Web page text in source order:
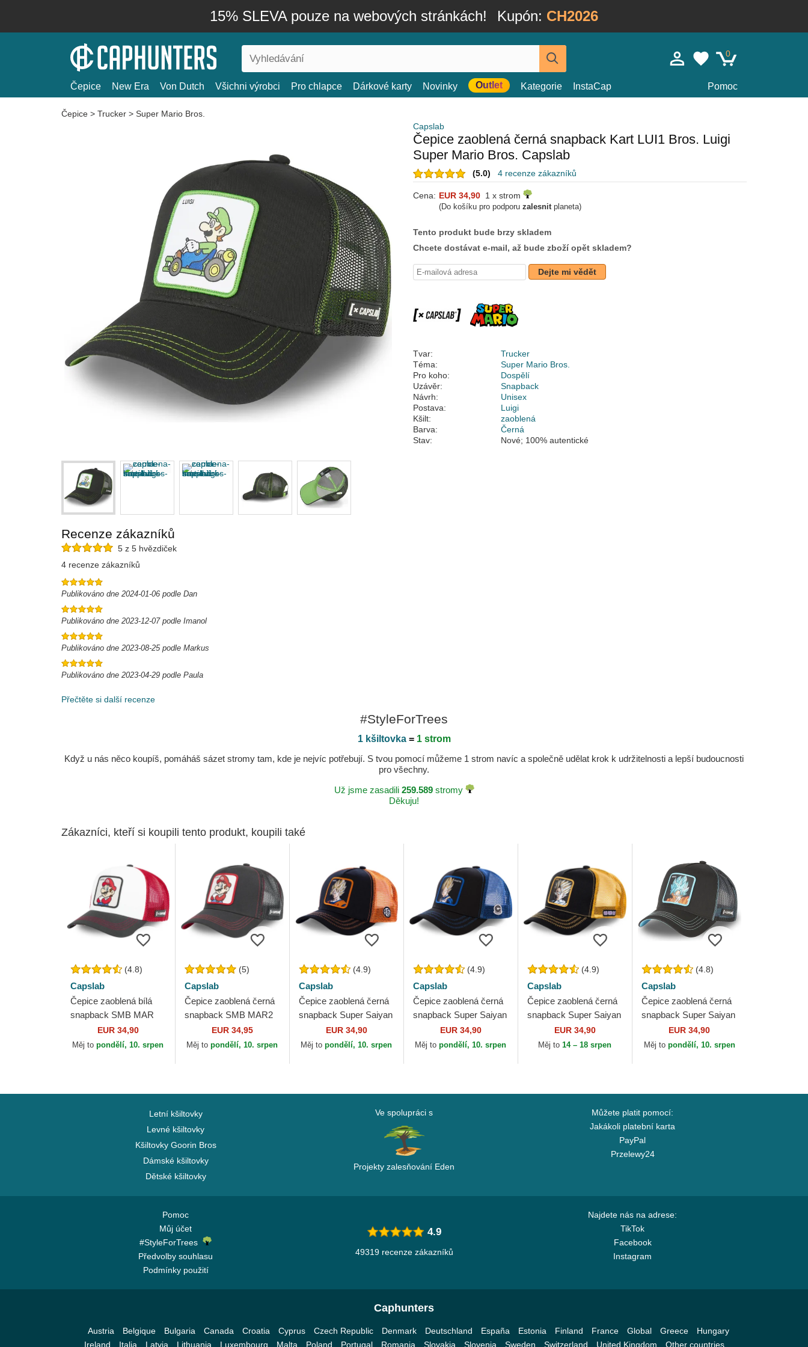
15% SLEVA pouze na webových stránkách! Kupón: CH2026
0
Čepice New Era Von Dutch Všichni výrobci Pro chlapce Dárkové karty Novinky Outlet Kategorie InstaCap Pomoc
Čepice > Trucker > Super Mario Bros.
Capslab
Čepice zaoblená černá snapback Kart LUI1 Bros. Luigi
Super Mario Bros. Capslab
(5.0) 4 recenze zákazníků
Cena: EUR 34,90 1 x strom
(Do košíku pro podporu zalesnitplaneta)
Tento produkt bude brzy skladem
Chcete dostávat e-mail, až bude zboží opět skladem?
Dejte mi vědět
Tvar:
Trucker
Téma:
Super Mario Bros.
Pro koho:
Dospělí
Uzávěr:
Snapback
Návrh:
Unisex
Postava:
Luigi
Kšilt:
zaoblená
Barva:
Černá
Stav:
Nové; 100% autentické
Recenze zákazníků
5 z 5 hvězdiček
4 recenze zákazníků
Publikováno dne 2024-01-06 podle Dan
Publikováno dne 2023-12-07 podle Imanol
Publikováno dne 2023-08-25 podle Markus
Publikováno dne 2023-04-29 podle Paula
Přečtěte si další recenze
#StyleForTrees
1 kšiltovka= 1 strom
Když u nás něco koupíš, pomáháš sázet stromy tam, kde je nejvíc potřebují. S tvou pomocí můžeme 1 strom navíc a společně udělat krok k udržitelnosti a lepší budoucnosti
pro všechny.
Už jsme zasadili 259.589stromy
Děkuju!
Zákazníci, kteří si koupili tento produkt, koupili také
(4.8)
Capslab
Čepice zaoblená bílá
snapback SMB MAR
Bros. Mario Super
Mario Bros. Capslab
EUR 34,90
Měj topondělí, 10. srpen
(5)
Capslab
Čepice zaoblená černá
snapback SMB MAR2
Bros. Mario Super
Mario Bros. Capslab
EUR 34,95
Měj topondělí, 10. srpen
(4.9)
Capslab
Čepice zaoblená černá
snapback Super Saiyan
GO3 Son Goku Dragon
Ball Capslab
EUR 34,90
Měj topondělí, 10. srpen
(4.9)
Capslab
Čepice zaoblená černá
snapback Super Saiyan
VE3 Vegeta Dragon Ball
Capslab
EUR 34,90
Měj topondělí, 10. srpen
(4.9)
Capslab
Čepice zaoblená černá
snapback Super Saiyan
2 DBZSUP Son Gohan
Dragon Ball Capslab
EUR 34,90
Měj to14 – 18 srpen
(4.8)
Capslab
Čepice zaoblená černá
snapback Super Saiyan
Blue CAS GOK1 Son
Goku Dragon Ball
EUR 34,90
Měj to pondělí, 10. srpen
Letní kšiltovky
Levné kšiltovky
Kšiltovky Goorin Bros
Dámské kšiltovky
Dětské kšiltovky
Ve spolupráci s
Projekty zalesňování Eden
Můžete platit pomocí:
Jakákoli platební karta
PayPal
Przelewy24
Pomoc
Můj účet
#StyleForTrees
Předvolby souhlasu
Podmínky použití
Najdete nás na adrese:
TikTok
Facebook
Instagram
4.9
49319 recenze zákazníků
Caphunters
Austria Belgique Bulgaria Canada Croatia Cyprus Czech Republic Denmark Deutschland España Estonia Finland France Global Greece
Hungary
Ireland
Italia Latvia Lithuania Luxembourg Malta Poland Portugal Romania Slovakia Slovenia Sweden Switzerland United Kingdom Other countries